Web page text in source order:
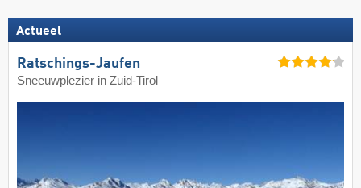
Actueel
Ratschings-Jaufen
Sneeuwplezier in Zuid-Tirol